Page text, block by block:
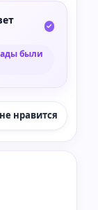
были
нравится